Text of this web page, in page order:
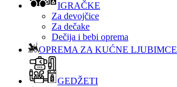
IGRAČKE
Za devojčice
Za dečake
Dečija i bebi oprema
OPREMA ZA KUĆNE LJUBIMCE
GEDŽETI